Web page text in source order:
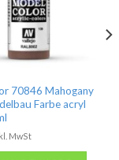
70846 Mahogany
Farbe acryl
MwSt